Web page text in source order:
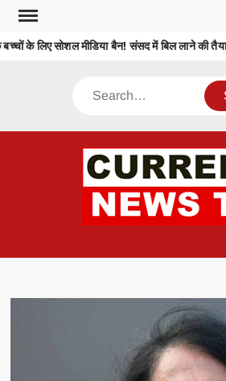
Skip
content
के लिए सोशल मीडिया बैन! संसद में बिल लाने की तैयारी
Search